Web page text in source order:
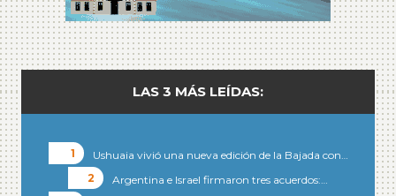
LAS 3 MÁS LEÍDAS:
Ushuaia vivió una nueva edición de la Bajada con…
Argentina e Israel firmaron tres acuerdos:…